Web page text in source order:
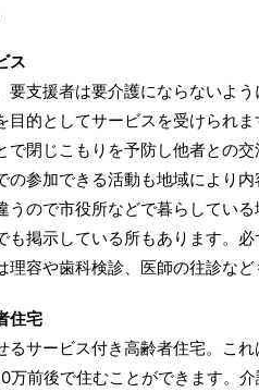
ス
要支援者は要介護にならないよ
目的としてサービスを受けられ
で閉じこもりを予防し他者との
参加できる活動も地域により内
うので市役所などで暮らしてい
掲示している所もあります。必
容や歯科検診、医師の往診など
住宅
るサービス付き高齢者住宅。こ
万前後で住むことができます。